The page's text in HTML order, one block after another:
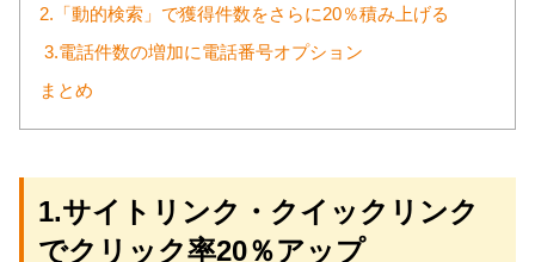
2.「動的検索」で獲得件数をさらに20％積み上げる
3.電話件数の増加に電話番号オプション
まとめ
1.サイトリンク・クイックリンク
でクリック率20％アップ